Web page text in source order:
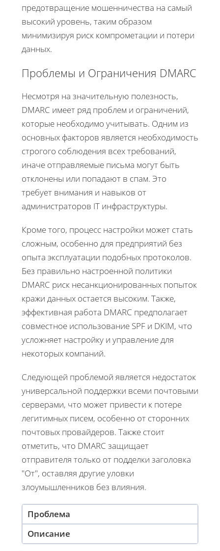
предотвращение мошенничества на самый
высокий уровень, таким образом
минимизируя риск компрометации и потери
данных.
Проблемы и Ограничения DMARC
Несмотря на значительную полезность,
DMARC имеет ряд проблем и ограничений,
которые необходимо учитывать. Одним из
основных факторов является необходимость
строгого соблюдения всех требований,
иначе отправляемые письма могут быть
отклонены или попадают в спам. Это
требует внимания и навыков от
администраторов IT инфраструктуры.
Кроме того, процесс настройки может стать
сложным, особенно для предприятий без
опыта эксплуатации подобных протоколов.
Без правильно настроенной политики
DMARC риск несанкционированных попыток
кражи данных остается высоким. Также,
эффективная работа DMARC предполагает
совместное использование SPF и DKIM, что
усложняет настройку и управление для
некоторых компаний.
Следующей проблемой является недостаток
универсальной поддержки всеми почтовыми
серверами, что может привести к потере
легитимных писем, особенно от сторонних
почтовых провайдеров. Также стоит
отметить, что DMARC защищает
отправителя только от подделки заголовка
"От", оставляя другие уловки
злоумышленников без влияния.
Проблема
Описание